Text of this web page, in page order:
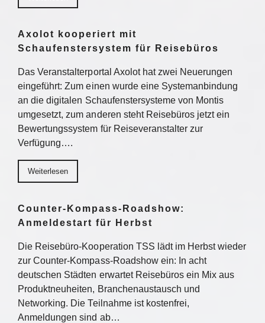
Axolot kooperiert mit
Schaufenstersystem für Reisebüros
Das Veranstalterportal Axolot hat zwei Neuerungen
eingeführt: Zum einen wurde eine Systemanbindung
an die digitalen Schaufenstersysteme von Montis
umgesetzt, zum anderen steht Reisebüros jetzt ein
Bewertungssystem für Reiseveranstalter zur
Verfügung….
Weiterlesen
Counter-Kompass-Roadshow:
Anmeldestart für Herbst
Die Reisebüro-Kooperation TSS lädt im Herbst wieder
zur Counter-Kompass-Roadshow ein: In acht
deutschen Städten erwartet Reisebüros ein Mix aus
Produktneuheiten, Branchenaustausch und
Networking. Die Teilnahme ist kostenfrei,
Anmeldungen sind ab…